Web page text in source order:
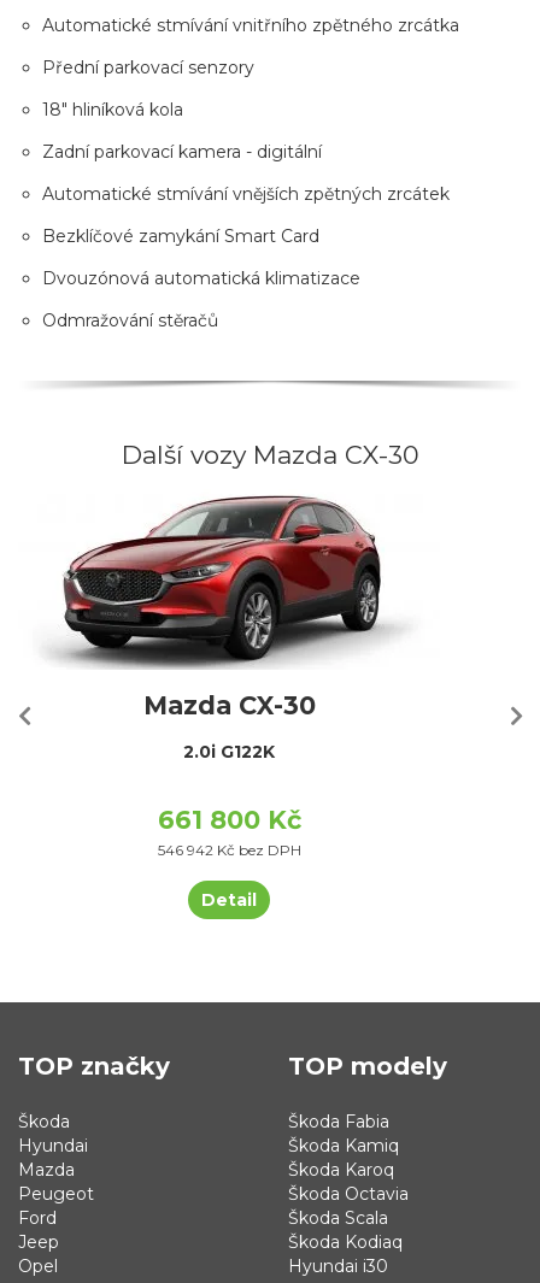
Automatické stmívání vnitřního zpětného zrcátka
Přední parkovací senzory
18" hliníková kola
Zadní parkovací kamera - digitální
Automatické stmívání vnějších zpětných zrcátek
Bezklíčové zamykání Smart Card
Dvouzónová automatická klimatizace
Odmražování stěračů
Další vozy Mazda CX-30
Mazda CX-30
2.0i G122K
661 800 Kč
546 942 Kč bez DPH
Detail
TOP značky
Škoda
Hyundai
Mazda
Peugeot
Ford
Jeep
Opel
TOP modely
Škoda Fabia
Škoda Kamiq
Škoda Karoq
Škoda Octavia
Škoda Scala
Škoda Kodiaq
Hyundai i30